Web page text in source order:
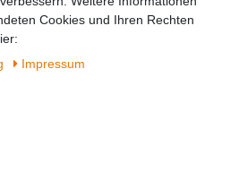
ich jederzeit widerrufen.**
es sich um ein Pflichtfeld.
Cookies und Ihren Rechten
Impressum